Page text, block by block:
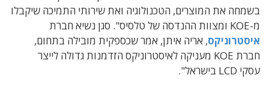
בשמחה את המוצרים, הטכנולוגיה ואת שירותי התמיכה שיקבלו
מ-KOE ומצוות ההנדסה של טלסיס". סגן נשיא חברת
איסטרוניקס, אריה איתן, אמר שכספקית מובילה בתחום,
חברת KOE מעניקה לאיסטרוניקס הזדמנות גדולה לייצר
עסקי LCD בישראל".